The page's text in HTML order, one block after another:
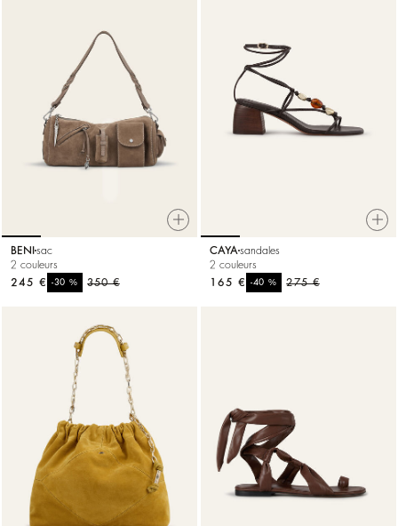
BENI sac
2 couleurs
350 €
-30%
245 €
CAYA sandales
2 couleurs
275 €
-40%
165 €